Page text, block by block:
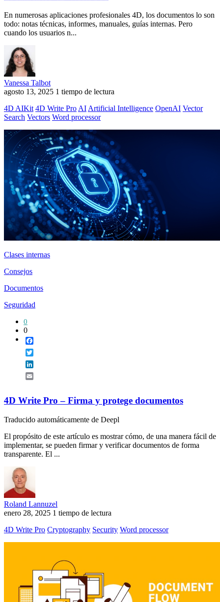
En numerosas aplicaciones profesionales 4D, los documentos lo son
todo: notas técnicas, informes, manuales, guías internas. Pero
cuando los usuarios n...
Vanessa Talbot
agosto 13, 2025 1 tiempo de lectura
4D AIKit 4D Write Pro AI Artificial Intelligence OpenAI Vector
Search Vectors Word processor
Clases internas
Consejos
Documentos
Seguridad
0
0
4D Write Pro – Firma y protege documentos
Traducido automáticamente de Deepl
El propósito de este artículo es mostrar cómo, de una manera fácil de
implementar, se pueden firmar y verificar documentos de forma
transparente. El ...
Roland Lannuzel
enero 28, 2025 1 tiempo de lectura
4D Write Pro Cryptography Security Word processor